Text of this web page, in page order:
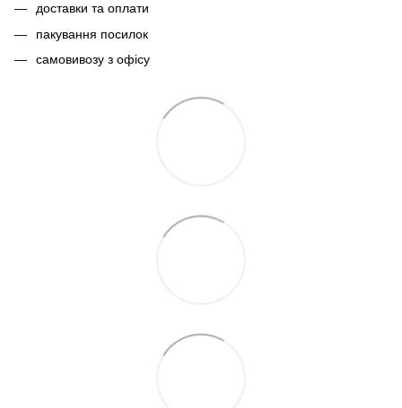
доставки та оплати
пакування посилок
самовивозу з офісу